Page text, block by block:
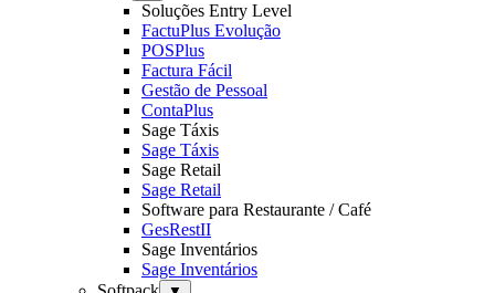
Soluções Entry Level
FactuPlus Evolução
POSPlus
Factura Fácil
Gestão de Pessoal
ContaPlus
Sage Táxis
Sage Táxis
Sage Retail
Sage Retail
Software para Restaurante / Café
GesRestII
Sage Inventários
Sage Inventários